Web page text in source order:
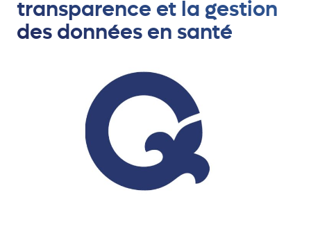
transparence et la gestion
des données en santé